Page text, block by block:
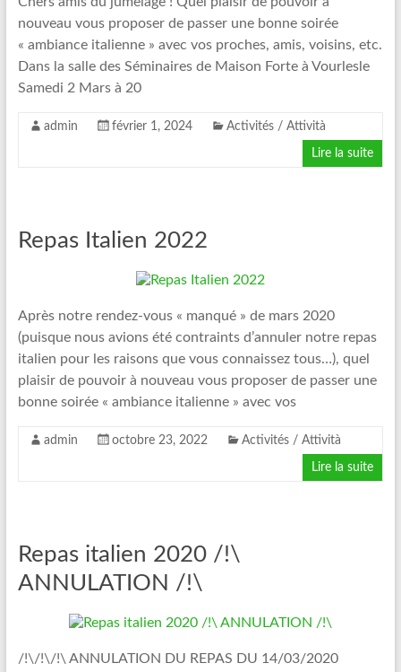
nouveau vous proposer de passer une bonne soirée
« ambiance italienne » avec vos proches, amis, voisins, etc.
Dans la salle des Séminaires de Maison Forte à Vourlesle
Samedi 2 Mars à 20
admin février 1, 2024 Activités / Attività
Lire la suite
Repas Italien 2022
Après notre rendez-vous « manqué » de mars 2020
(puisque nous avions été contraints d’annuler notre repas
italien pour les raisons que vous connaissez tous…), quel
plaisir de pouvoir à nouveau vous proposer de passer une
bonne soirée « ambiance italienne » avec vos
admin octobre 23, 2022 Activités / Attività
Lire la suite
Repas italien 2020 /!\
ANNULATION /!\
/!\/!\/!\ ANNULATION DU REPAS DU 14/03/2020